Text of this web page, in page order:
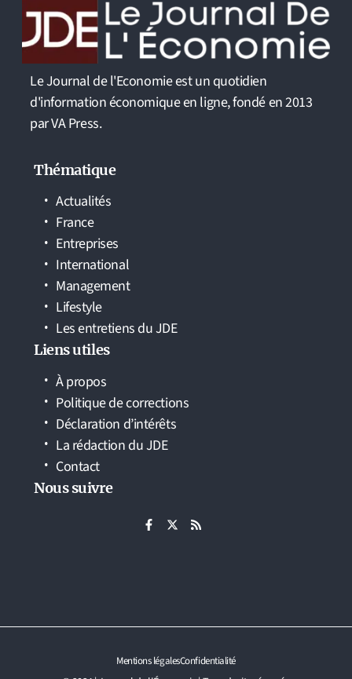
Le Journal de l'Economie est un quotidien
d'information économique en ligne, fondé en 2013
par VA Press.
Thématique
Actualités
France
Entreprises
International
Management
Lifestyle
Les entretiens du JDE
Liens utiles
À propos
Politique de corrections
Déclaration d’intérêts
La rédaction du JDE
Contact
Nous suivre
Mentions légalesConfidentialité